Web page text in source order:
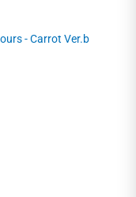
- Carrot Ver.b